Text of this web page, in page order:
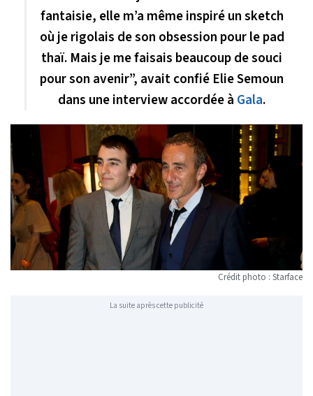
fantaisie, elle m’a même inspiré un sketch
où je rigolais de son obsession pour le pad
thaï. Mais je me faisais beaucoup de souci
pour son avenir”, avait confié Elie Semoun
dans une interview accordée à Gala.
Crédit photo : Starface
La suite après cette publicité